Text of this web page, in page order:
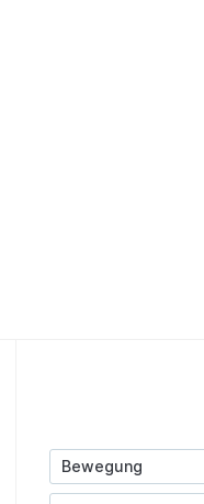
Bewegung